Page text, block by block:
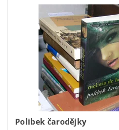
Polibek čarodějky